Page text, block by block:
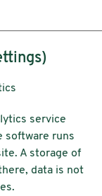
service
software runs
A storage of
data is not